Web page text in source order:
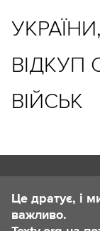
ВІДКУП
ВІЙСЬК
Це дратує, і
важливо.